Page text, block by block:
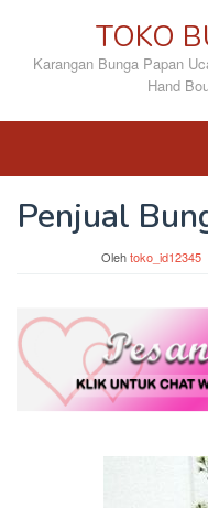
konten
TOKO
Karangan Bunga Papan
Hand
Penjual
Olehtoko_id12345